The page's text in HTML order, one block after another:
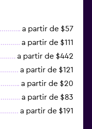
a partir de $57
a partir de $111
a partir de $442
a partir de $121
a partir de $20
a partir de $83
a partir de $191